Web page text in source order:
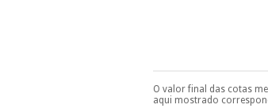
Pode escolhê-lo no
Só precisará do
O valor final das cotas
aqui mostrado